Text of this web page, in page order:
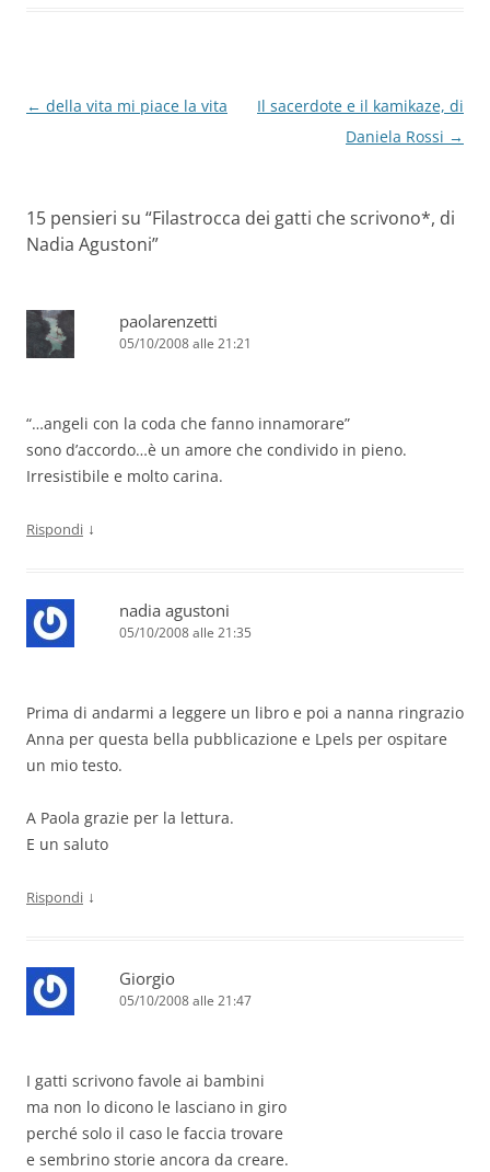
Navigazione
← della vita mi piace la vita
Il sacerdote e il kamikaze, di
Daniela Rossi →
15 pensieri su “Filastrocca dei gatti che scrivono*, di
Nadia Agustoni”
paolarenzetti
05/10/2008 alle 21:21
“…angeli con la coda che fanno innamorare”
sono d’accordo…è un amore che condivido in pieno.
Irresistibile e molto carina.
Rispondi ↓
nadia agustoni
05/10/2008 alle 21:35
Prima di andarmi a leggere un libro e poi a nanna ringrazio
Anna per questa bella pubblicazione e Lpels per ospitare
un mio testo.
A Paola grazie per la lettura.
E un saluto
Rispondi ↓
Giorgio
05/10/2008 alle 21:47
I gatti scrivono favole ai bambini
ma non lo dicono le lasciano in giro
perché solo il caso le faccia trovare
e sembrino storie ancora da creare.